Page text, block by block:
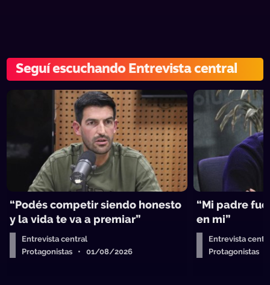
Seguí escuchando Entrevista central
“Podés competir siendo honesto
y la vida te va a premiar”
Entrevista central
Protagonistas • 01/08/2026
“Mi padre
en mi”
Entrevista
Protagonistas